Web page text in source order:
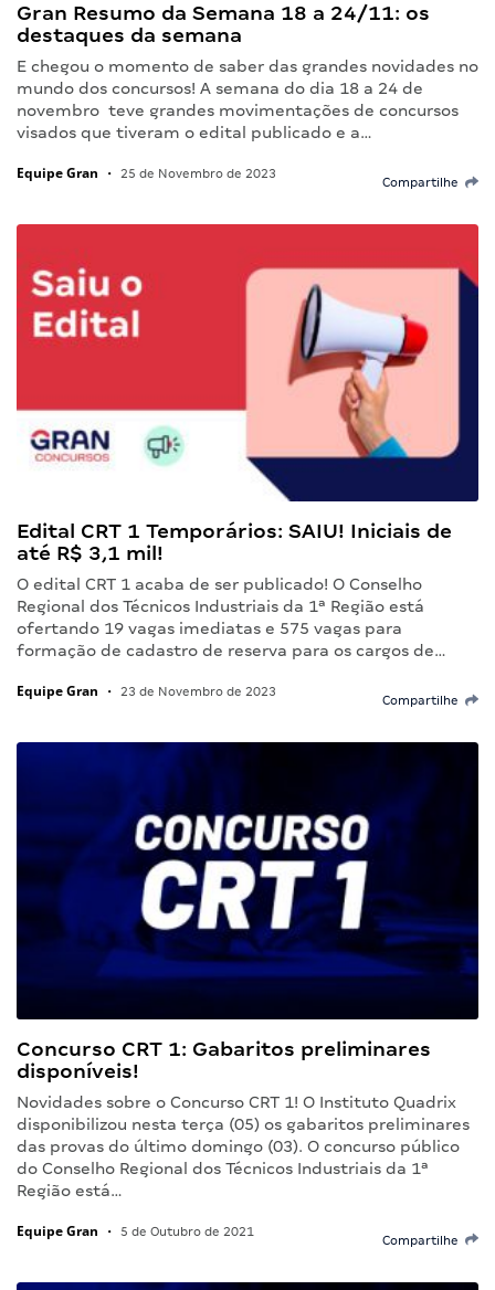
Gran Resumo da Semana 18 a 24/11: os
destaques da semana
E chegou o momento de saber das grandes novidades no
mundo dos concursos! A semana do dia 18 a 24 de
novembro teve grandes movimentações de concursos
visados que tiveram o edital publicado e a…
Equipe Gran • 25 de Novembro de 2023
Compartilhe
Edital CRT 1 Temporários: SAIU! Iniciais de
até R$ 3,1 mil!
O edital CRT 1 acaba de ser publicado! O Conselho
Regional dos Técnicos Industriais da 1ª Região está
ofertando 19 vagas imediatas e 575 vagas para
formação de cadastro de reserva para os cargos de…
Equipe Gran • 23 de Novembro de 2023
Compartilhe
Concurso CRT 1: Gabaritos preliminares
disponíveis!
Novidades sobre o Concurso CRT 1! O Instituto Quadrix
disponibilizou nesta terça (05) os gabaritos preliminares
das provas do último domingo (03). O concurso público
do Conselho Regional dos Técnicos Industriais da 1ª
Região está…
Equipe Gran • 5 de Outubro de 2021
Compartilhe